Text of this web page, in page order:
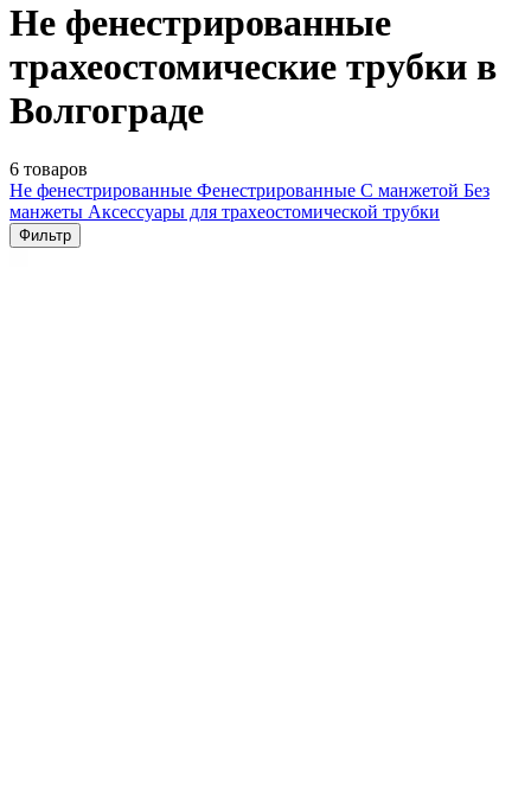
Не фенестрированные
трахеостомические трубки в
Волгограде
6 товаров
Не фенестрированные Фенестрированные С манжетой Без
манжеты Аксессуары для трахеостомической трубки
Фильтр